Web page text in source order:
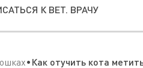
К ВЕТ. ВРАЧУ
Как отучить кота